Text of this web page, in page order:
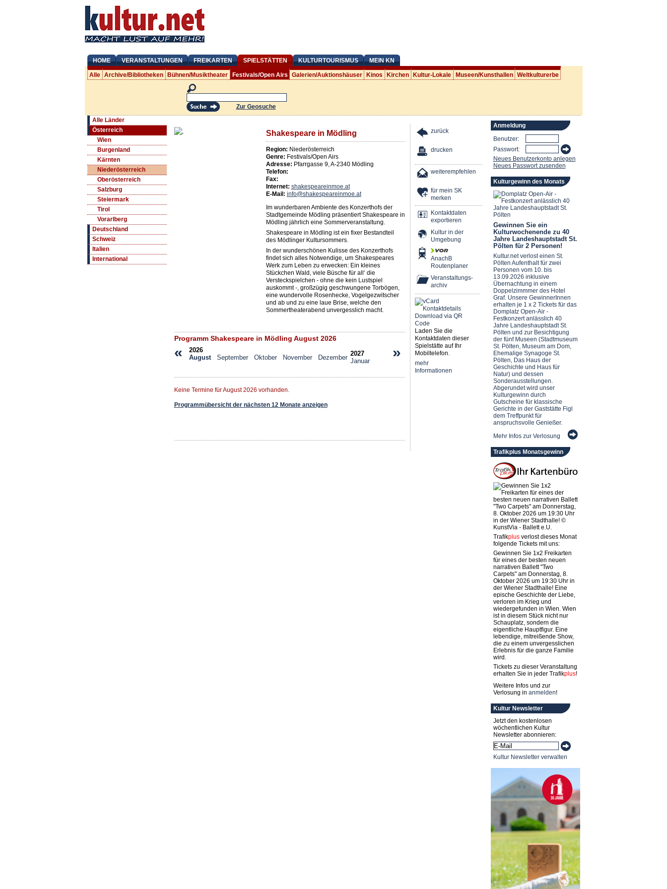
HOME VERANSTALTUNGEN FREIKARTEN SPIELSTÄTTEN KULTURTOURISMUS MEIN KN
Alle Archive/Bibliotheken Bühnen/Musiktheater Festivals/Open Airs Galerien/Auktionshäuser Kinos Kirchen Kultur-Lokale Museen/Kunsthallen Weltkulturerbe
Zur Geosuche
Alle Länder
Österreich
Wien
Burgenland
Kärnten
Niederösterreich
Oberösterreich
Salzburg
Steiermark
Tirol
Vorarlberg
Deutschland
Schweiz
Italien
International
Shakespeare in Mödling
Region: Niederösterreich
Genre: Festivals/Open Airs
Adresse: Pfarrgasse 9,A-2340 Mödling
Telefon:
Fax:
Internet: shakespeareinmoe.at
E-Mail: info@shakespeareinmoe.at
Im wunderbaren Ambiente des Konzerthofs der
Stadtgemeinde Mödling präsentiert Shakespeare in
Mödling jährlich eine Sommerveranstaltung.
Shakespeare in Mödling ist ein fixer Bestandteil
des Mödlinger Kultursommers.
In der wunderschönen Kulisse des Konzerthofs
findet sich alles Notwendige, um Shakespeares
Werk zum Leben zu erwecken: Ein kleines
Stückchen Wald, viele Büsche für all‘ die
Versteckspielchen - ohne die kein Lustspiel
auskommt -, großzügig geschwungene Torbögen,
eine wundervolle Rosenhecke, Vogelgezwitscher
und ab und zu eine laue Brise, welche den
Sommertheaterabend unvergesslich macht.
Programm Shakespeare in Mödling August 2026
« »
2026
August
September Oktober November Dezember
2027
Januar
Keine Termine für August 2026 vorhanden.
Programmübersicht der nächsten 12 Monate anzeigen
zurück
drucken
weiterempfehlen
für mein SK
merken
Kontaktdaten
exportieren
Kultur in der
Umgebung
AnachB
Routenplaner
Veranstaltungs-
archiv
Laden Sie die
Kontaktdaten dieser
Spielstätte auf Ihr
Mobiltelefon.
mehr
Informationen
Anmeldung
Benutzer:
Passwort:
Neues Benutzerkonto anlegen
Neues Passwort zusenden
Kulturgewinn des Monats
Gewinnen Sie ein
Kulturwochenende zu 40
Jahre Landeshauptstadt St.
Pölten für 2 Personen!
Kultur.net verlost einen St.
Pölten Aufenthalt für zwei
Personen vom 10. bis
13.09.2026 inklusive
Übernachtung in einem
Doppelzimmmer des Hotel
Graf. Unsere GewinnerInnen
erhalten je 1 x 2 Tickets für das
Domplatz Open-Air -
Festkonzert anlässlich 40
Jahre Landeshauptstadt St.
Pölten und zur Besichtigung
der fünf Museen (Stadtmuseum
St. Pölten, Museum am Dom,
Ehemalige Synagoge St.
Pölten, Das Haus der
Geschichte und Haus für
Natur) und dessen
Sonderausstellungen.
Abgerundet wird unser
Kulturgewinn durch
Gutscheine für klassische
Gerichte in der Gaststätte Figl
dem Treffpunkt für
anspruchsvolle Genießer.
Mehr Infos zur Verlosung
Trafikplus Monatsgewinn
Trafikplusverlost dieses Monat
folgende Tickets mit uns:
Gewinnen Sie 1x2 Freikarten
für eines der besten neuen
narrativen Ballett "Two
Carpets" am Donnerstag, 8.
Oktober 2026 um 19:30 Uhr in
der Wiener Stadthalle! Eine
epische Geschichte der Liebe,
verloren im Krieg und
wiedergefunden in Wien. Wien
ist in diesem Stück nicht nur
Schauplatz, sondern die
eigentliche Hauptfigur. Eine
lebendige, mitreißende Show,
die zu einem unvergesslichen
Erlebnis für die ganze Familie
wird.
Tickets zu dieser Veranstaltung
erhalten Sie in jeder Trafikplus!
Weitere Infos und zur
Verlosung in anmelden!
Kultur Newsletter
Jetzt den kostenlosen
wöchentlichen Kultur
Newsletter abonnieren:
Kultur Newsletter verwalten